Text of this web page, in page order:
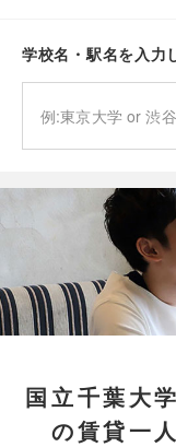
学校名・駅名を入力
国立千葉大
の賃貸一